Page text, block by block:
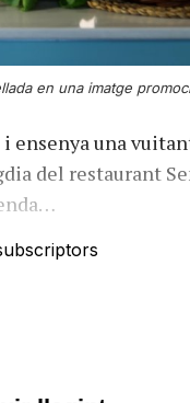
en una imatge
ensenya una
del restaurant